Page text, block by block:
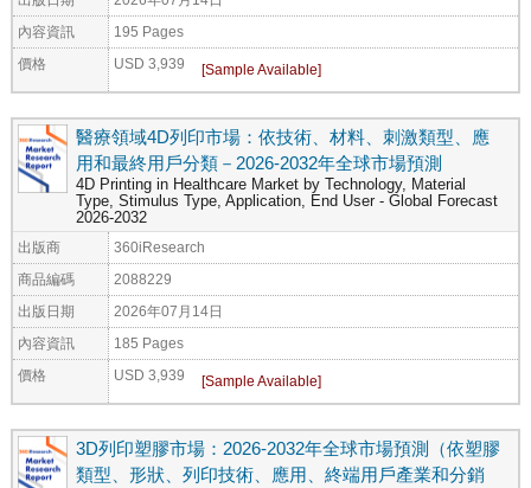
內容資訊 195 Pages
價格 USD 3,939
醫療領域4D列印市場：依技術、材料、刺激類型、應
用和最終用戶分類－2026-2032年全球市場預測
4D Printing in Healthcare Market by Technology, Material
Type, Stimulus Type, Application, End User - Global Forecast
2026-2032
出版商 360iResearch
商品編碼 2088229
出版日期 2026年07月14日
內容資訊 185 Pages
價格 USD 3,939
3D列印塑膠市場：2026-2032年全球市場預測（依塑膠
類型、形狀、列印技術、應用、終端用戶產業和分銷